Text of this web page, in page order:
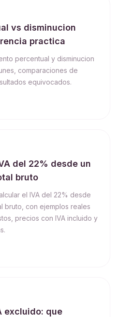
vs disminucion
practica
percentual y disminucion
comparaciones de
equivocados.
del 22% desde un
bruto
el IVA del 22% desde
bruto, con ejemplos reales
precios con IVA incluido y
excluido: que